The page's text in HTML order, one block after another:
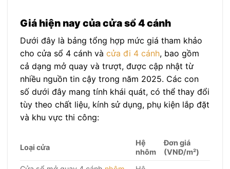
Giá hiện nay của cửa sổ 4 cánh
Dưới đây là bảng tổng hợp mức giá tham khảo
cho cửa sổ 4 cánh và cửa đi 4 cánh, bao gồm
cả dạng mở quay và trượt, được cập nhật từ
nhiều nguồn tin cậy trong năm 2025. Các con
số dưới đây mang tính khái quát, có thể thay đổi
tùy theo chất liệu, kính sử dụng, phụ kiện lắp đặt
và khu vực thi công:
Loại cửa
Hệ
nhôm
Đơn giá
(VNĐ/m²)